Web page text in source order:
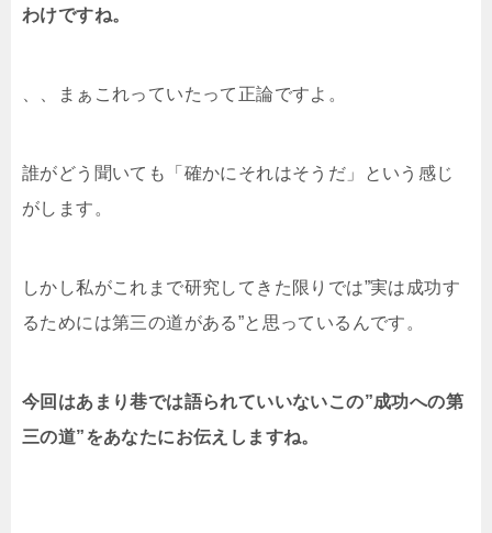
わけですね。
、、まぁこれっていたって正論ですよ。
誰がどう聞いても「確かにそれはそうだ」という感じ
がします。
しかし私がこれまで研究してきた限りでは”実は成功す
るためには第三の道がある”と思っているんです。
今回はあまり巷では語られていいないこの”成功への第
三の道”をあなたにお伝えしますね。